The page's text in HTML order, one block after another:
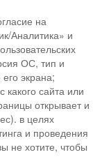
на
Аналитика» и
ОС, тип и
экрана;
какого сайта или
открывает и
в целях
и проведения
не хотите, чтобы